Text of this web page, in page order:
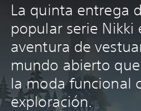
La quinta entrega
popular serie Nikki
aventura de
mundo abierto
la moda funcional
exploración.